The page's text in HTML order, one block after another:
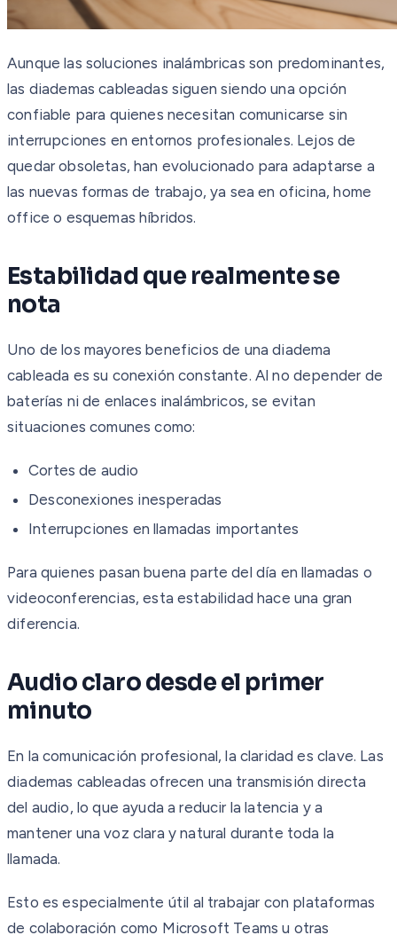
Aunque las soluciones inalámbricas son predominantes,
las diademas cableadas siguen siendo una opción
confiable para quienes necesitan comunicarse sin
interrupciones en entornos profesionales. Lejos de
quedar obsoletas, han evolucionado para adaptarse a
las nuevas formas de trabajo, ya sea en oficina, home
office o esquemas híbridos.
Estabilidad que realmente se
nota
Uno de los mayores beneficios de una diadema
cableada es su conexión constante. Al no depender de
baterías ni de enlaces inalámbricos, se evitan
situaciones comunes como:
Cortes de audio
Desconexiones inesperadas
Interrupciones en llamadas importantes
Para quienes pasan buena parte del día en llamadas o
videoconferencias, esta estabilidad hace una gran
diferencia.
Audio claro desde el primer
minuto
En la comunicación profesional, la claridad es clave. Las
diademas cableadas ofrecen una transmisión directa
del audio, lo que ayuda a reducir la latencia y a
mantener una voz clara y natural durante toda la
llamada.
Esto es especialmente útil al trabajar con plataformas
de colaboración como Microsoft Teams u otras